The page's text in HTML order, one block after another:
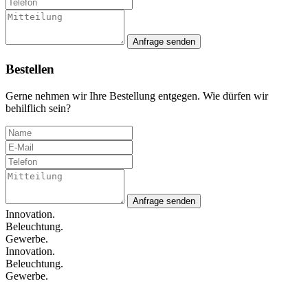
Anfrage senden
Bestellen
Gerne nehmen wir Ihre Bestellung entgegen. Wie dürfen wir
behilflich sein?
Anfrage senden
Innovation.
Beleuchtung.
Gewerbe.
Innovation.
Beleuchtung.
Gewerbe.